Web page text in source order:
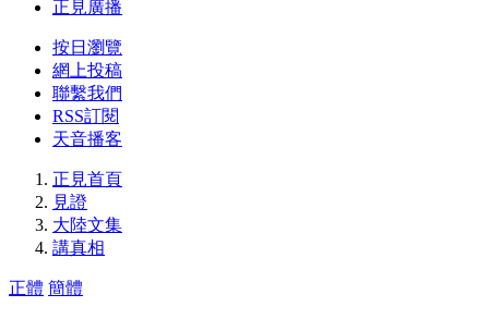
正見廣播
按日瀏覽
網上投稿
聯繫我們
RSS訂閱
天音播客
正見首頁
見證
大陸文集
講真相
正體 簡體